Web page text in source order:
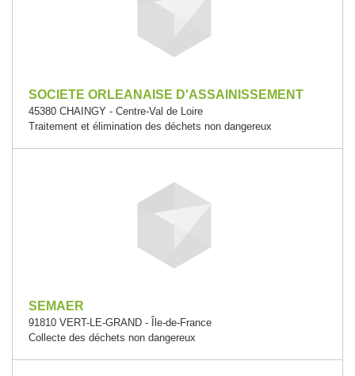
SOCIETE ORLEANAISE D'ASSAINISSEMENT
45380 CHAINGY - Centre-Val de Loire
Traitement et élimination des déchets non dangereux
SEMAER
91810 VERT-LE-GRAND - Île-de-France
Collecte des déchets non dangereux